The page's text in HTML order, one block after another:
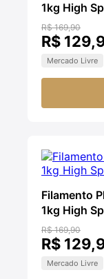
1kg High
R$ 169,90
R$
Mercado Livre
Filamento
1kg High
R$ 169,90
R$
Mercado Livre